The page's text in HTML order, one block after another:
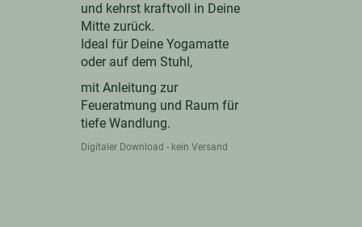
und kehrst kraftvoll in Deine
Mitte zurück.
Ideal für Deine Yogamatte
oder auf dem Stuhl,
mit Anleitung zur
Feueratmung und Raum für
tiefe Wandlung.
Digitaler Download - kein Versand